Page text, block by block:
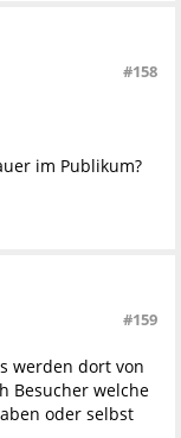
#158
im Publikum?
#159
werden dort von
Besucher welche
oder selbst